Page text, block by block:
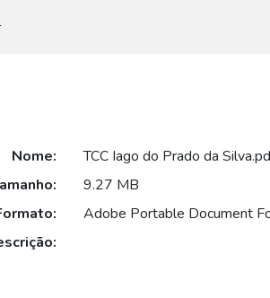
Nome:
TCC Iago do Prado da
9.27 MB
Adobe Portable Document